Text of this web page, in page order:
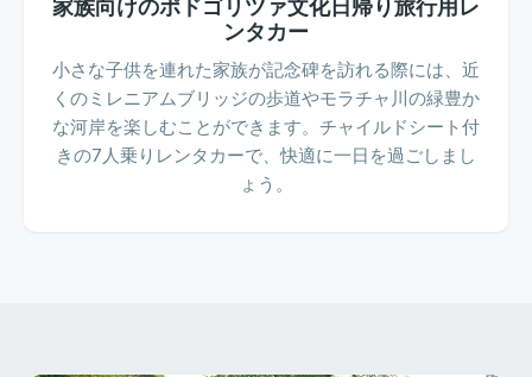
家族向けのポドゴリツァ文化日帰り旅行用レ
ンタカー
小さな子供を連れた家族が記念碑を訪れる際には、近
くのミレニアムブリッジの歩道やモラチャ川の緑豊か
な河岸を楽しむことができます。チャイルドシート付
きの7人乗りレンタカーで、快適に一日を過ごしまし
ょう。